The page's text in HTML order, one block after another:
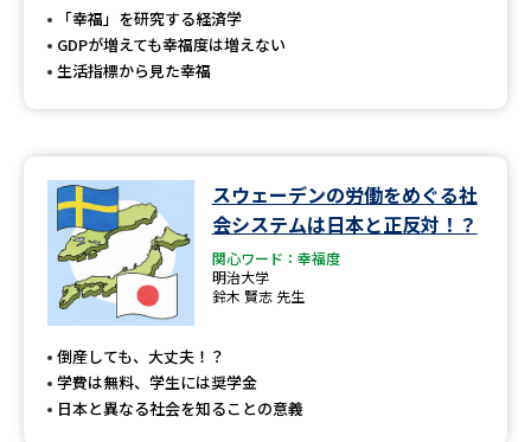
受験準備
先輩が入学を決めた理由 テレメール全国一斉進学調査
新生活お役立ちガイド
学問発見
「幸福」を研究する経済学
GDPが増えても幸福度は増えない
生活指標から見た幸福
スウェーデンの労働をめぐる社
会システムは日本と正反対！？
関心ワード：幸福度
明治大学
鈴木 賢志 先生
倒産しても、大丈夫！？
学費は無料、学生には奨学金
日本と異なる社会を知ることの意義